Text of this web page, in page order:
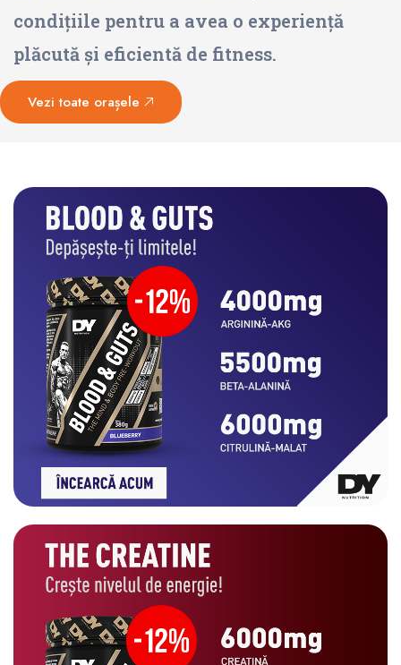
condițiile pentru a avea o experiență
plăcută și eficientă de fitness.
Vezi toate orașele